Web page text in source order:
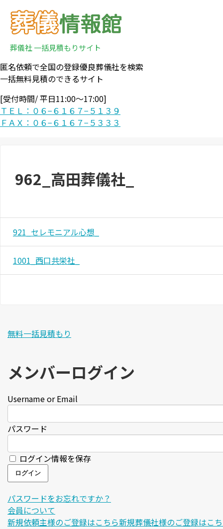
葬儀社 一括見積もりサイト
匿名依頼で全国の登録優良葬儀社を検索
一括無料見積のできるサイト
[受付時間/ 平日11:00〜17:00]
ＴＥＬ：０６−６１６７−５１３９
ＦＡＸ：０６−６１６７−５３３３
962_高田葬儀社_
921_セレモニアル心想_
1001_西口共栄社_
無料一括見積もり
メンバーログイン
Username or Email
パスワード
ログイン情報を保存
パスワードをお忘れですか？
会員について
新規依頼主様のご登録はこちら新規葬儀社様のご登録はこ